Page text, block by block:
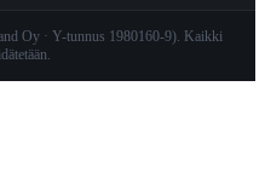
Oy · Y-tunnus 1980160-9). Kaikki